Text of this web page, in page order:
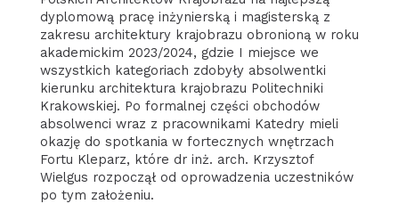
dyplomową pracę inżynierską i magisterską z
zakresu architektury krajobrazu obronioną w roku
akademickim 2023/2024, gdzie I miejsce we
wszystkich kategoriach zdobyły absolwentki
kierunku architektura krajobrazu Politechniki
Krakowskiej. Po formalnej części obchodów
absolwenci wraz z pracownikami Katedry mieli
okazję do spotkania w fortecznych wnętrzach
Fortu Kleparz, które dr inż. arch. Krzysztof
Wielgus rozpoczął od oprowadzenia uczestników
po tym założeniu.